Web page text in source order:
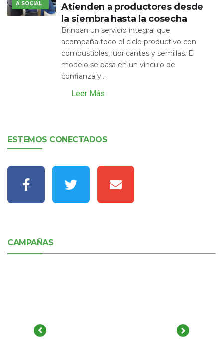
A SOCIAL
Atienden a productores desde
la siembra hasta la cosecha
Brindan un servicio integral que
acompaña todo el ciclo productivo con
combustibles, lubricantes y semillas. El
modelo se basa en un vínculo de
confianza y...
Leer Más
ESTEMOS CONECTADOS
CAMPAÑAS